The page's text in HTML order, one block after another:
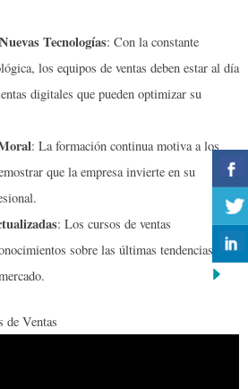
Tecnologías: Con la constante
los equipos de ventas deben estar al día
digitales que pueden optimizar su
: La formación continua motiva a los
que la empresa invierte en su
: Los cursos de ventas
sobre las últimas tendencias y
de Ventas